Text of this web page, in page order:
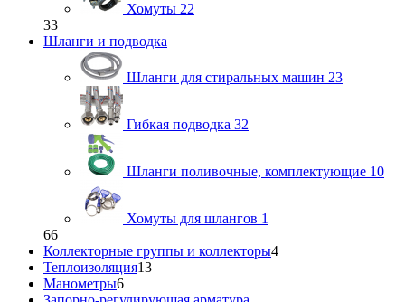
Хомуты 22
33
Шланги и подводка
Шланги для стиральных машин 23
Гибкая подводка 32
Шланги поливочные, комплектующие 10
Хомуты для шлангов 1
66
Коллекторные группы и коллекторы4
Теплоизоляция13
Манометры6